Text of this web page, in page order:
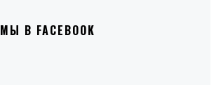
МЫ В FACEBOOK